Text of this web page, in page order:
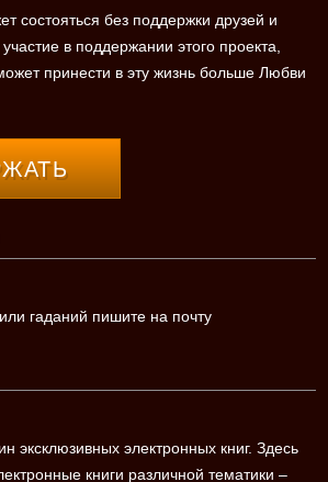
состояться без поддержки друзей и
в поддержании этого проекта,
принести в эту жизнь больше Любви
гаданий пишите на почту
эксклюзивных электронных книг. Здесь
книги различной тематики –